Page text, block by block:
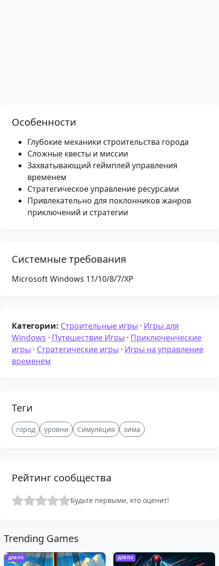
Особенности
Глубокие механики строительства города
Сложные квесты и миссии
Захватывающий геймплей управления
временем
Стратегическое управление ресурсами
Привлекательно для поклонников жанров
приключений и стратегии
Системные требования
Microsoft Windows 11/10/8/7/XP
Категории: Строительные игры · Игры для
Windows · Путешествие Игры · Приключенческие
игры · Стратегические игры · Игры на управление
временем
Теги
город уровни Симуляция зима
Рейтинг сообщества
Будьте первыми, кто оценит!
Trending Games
ДЛЯ ПК ДЛЯ ПК